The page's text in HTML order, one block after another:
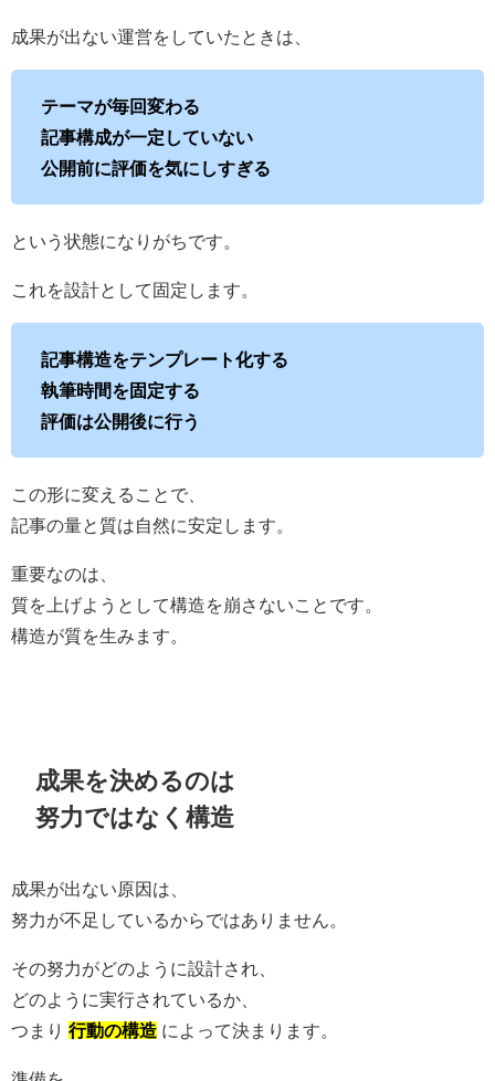
成果が出ない運営をしていたときは、
テーマが毎回変わる
記事構成が一定していない
公開前に評価を気にしすぎる
という状態になりがちです。
これを設計として固定します。
記事構造をテンプレート化する
執筆時間を固定する
評価は公開後に行う
この形に変えることで、
記事の量と質は自然に安定します。
重要なのは、
質を上げようとして構造を崩さないことです。
構造が質を生みます。
成果を決めるのは
努力ではなく構造
成果が出ない原因は、
努力が不足しているからではありません。
その努力がどのように設計され、
どのように実行されているか、
つまり 行動の構造 によって決まります。